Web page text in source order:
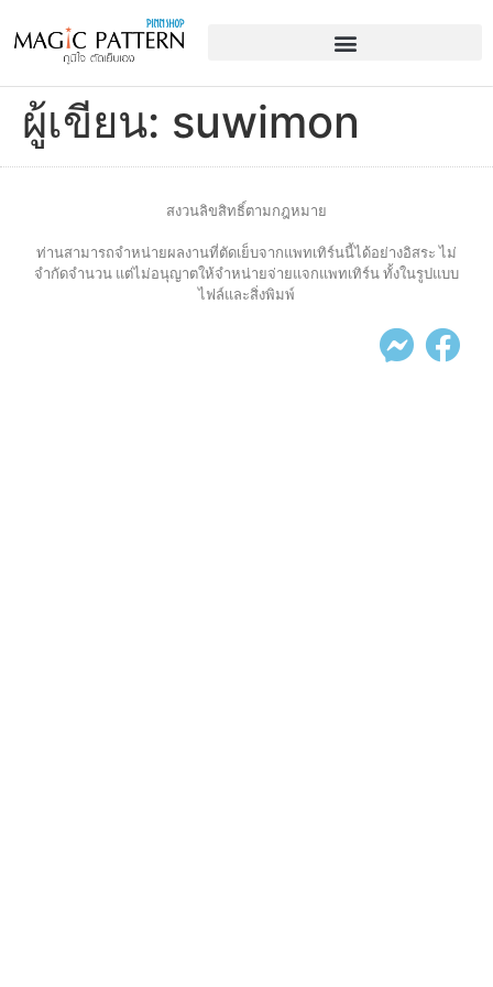
ผู้เขียน: suwimon
สงวนลิขสิทธิ์ตามกฎหมาย
ท่านสามารถจำหน่ายผลงานที่ตัดเย็บจากแพทเทิร์นนี้ได้อย่างอิสระ ไม่
จำกัดจำนวน แต่ไม่อนุญาตให้จำหน่ายจ่ายแจกแพทเทิร์น ทั้งในรูปแบบ
ไฟล์และสิ่งพิมพ์